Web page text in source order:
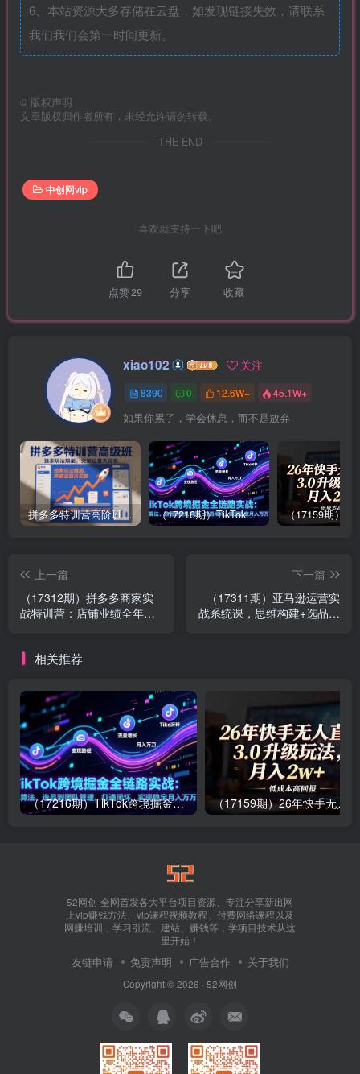
6、本站资源大多存储在云盘，如发现链接失效，请联系
我们我们会第一时间更新。
© 版权声明
文章版权归作者所有，未经允许请勿转载。
THE END
中创网vip
喜欢就支持一下吧
点赞29 分享 收藏
xiao102 关注
8390 0 12.6W+ 45.1W+
如果你累了，学会休息，而不是放弃
拼多多特训营高阶班，独家玩法赋能，突破运营天花板（更新26年1月） （17216期）TikTok跨境掘金全链路实战：从算法、选品到团队管理，打通闭环，实现稳定月入万刀
上一篇
（17312期）拼多多商家实
战特训营：店铺业绩全年无
下一篇
（17311期）亚马逊运营实
战系统课，思维构建+选品开
相关推荐
（17216期）TikTok跨境掘金全链路实战：从算法、选品到团队管理，打通闭环，实现稳定月入万刀
52网创-全网首发各大平台项目资源、专注分享新出网
上vip赚钱方法、vip课程视频教程、付费网络课程以及
网赚培训，学习引流、建站、赚钱等，学项目技术从这
里开始！
友链申请 免责声明 广告合作 关于我们
Copyright © 2026 · 52网创